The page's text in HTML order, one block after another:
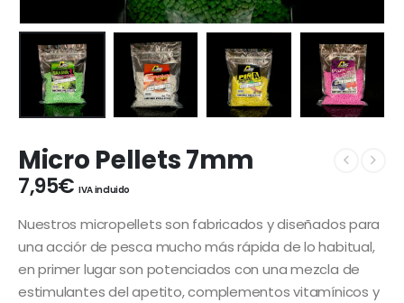
Micro Pellets 7mm
7,95€ IVA incluido
Nuestros micropellets son fabricados y diseñados para
una acciór de pesca mucho más rápida de lo habitual,
en primer lugar son potenciados con una mezcla de
estimulantes del apetito, complementos vitamínicos y